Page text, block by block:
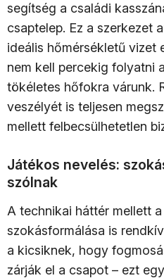
segítség a családi
csaptelep. Ez a szerkezet
ideális hőmérsékletű vizet
nem kell percekig folyatni
tökéletes hőfokra várunk.
veszélyét is teljesen
mellett felbecsülhetetlen
Játékos nevelés:
szólnak
A technikai háttér mellett
szokásformálása is
a kicsiknek, hogy
zárják el a csapot – ezt